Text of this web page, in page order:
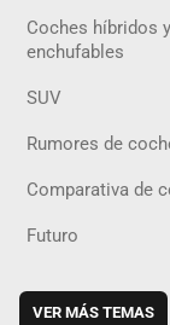
Coches híbridos y
enchufables
SUV
Rumores de
Comparativa de
Futuro
VER MÁS TEMAS